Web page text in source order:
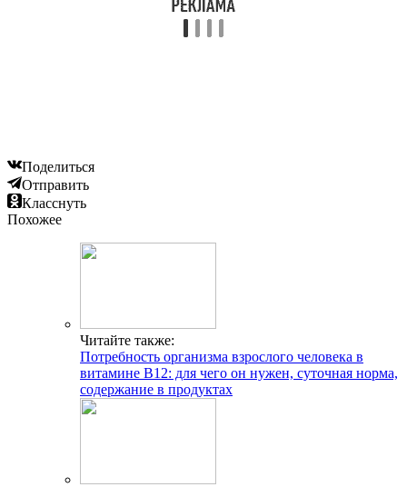
Поделиться
Отправить
Класснуть
Похожее
Читайте также:
Потребность организма взрослого человека в
витамине B12: для чего он нужен, суточная норма,
содержание в продуктах